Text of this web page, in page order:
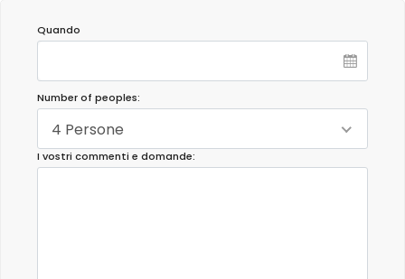
Quando
Number of peoples:
4 Persone
I vostri commenti e domande: